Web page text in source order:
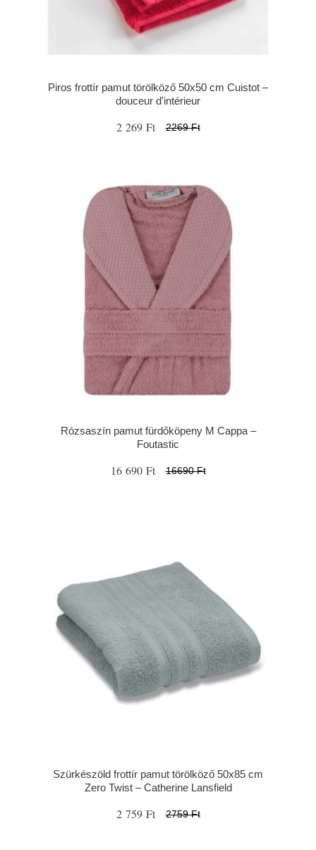
Piros frottír pamut törölköző 50x50 cm Cuistot –
douceur d'intérieur
2 269 Ft 2269 Ft
Rózsaszín pamut fürdőköpeny M Cappa –
Foutastic
16 690 Ft 16690 Ft
Szürkészöld frottír pamut törölköző 50x85 cm
Zero Twist – Catherine Lansfield
2 759 Ft 2759 Ft